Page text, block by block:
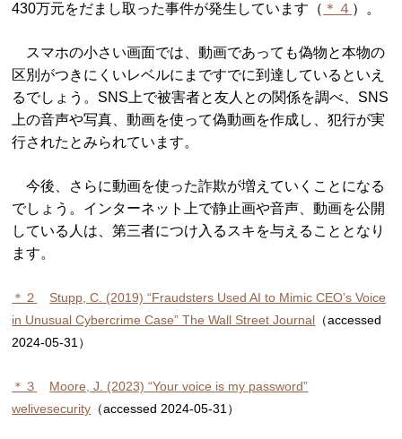
430万元をだまし取った事件が発生しています（ ＊４ ）。
スマホの小さい画面では、動画であっても偽物と本物の
区別がつきにくいレベルにまですでに到達しているといえ
るでしょう。SNS上で被害者と友人との関係を調べ、SNS
上の音声や写真、動画を使って偽動画を作成し、犯行が実
行されたとみられています。
今後、さらに動画を使った詐欺が増えていくことになる
でしょう。インターネット上で静止画や音声、動画を公開
している人は、第三者につけ入るスキを与えることとなり
ます。
＊２
Stupp, C. (2019) “Fraudsters Used AI to Mimic CEO’s Voice
in Unusual Cybercrime Case” The Wall Street Journal （accessed
2024-05-31）
＊３
Moore, J. (2023) “Your voice is my password”
welivesecurity （accessed 2024-05-31）